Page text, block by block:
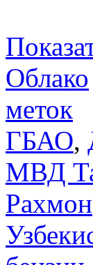
Облако
меток
ГБАО,
МВД
Рахмон